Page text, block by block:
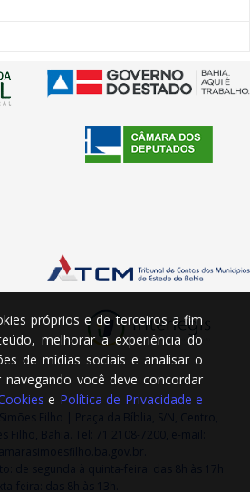
Filho | Praça da Bíblia, S/N, Centro,
Filho, Bahia. Tel: 71 2108-7200, e-mail:
de segunda à quinta-feira: das 8h às 17h
feira: das 8h às 13h.
próprios e de terceiros a fim
melhorar a experiência do
de mídias sociais e analisar o
você deve concordar
e Política de Privacidade e